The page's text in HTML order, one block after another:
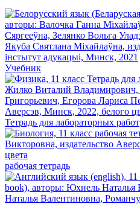
Учебник
Тетрадь для лабораторных работ
рабочая тетрадь